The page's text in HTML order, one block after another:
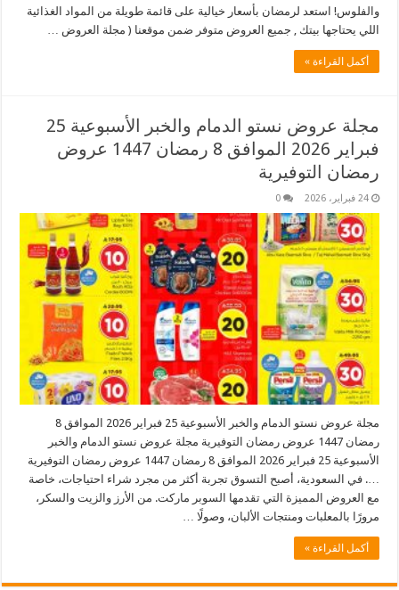
والفلوس! استعد لرمضان بأسعار خيالية على قائمة طويلة من المواد الغذائية
اللي يحتاجها بيتك , جميع العروض متوفر ضمن موقعنا ( مجلة العروض …
أكمل القراءة »
مجلة عروض نستو الدمام والخبر الأسبوعية 25
فبراير 2026 الموافق 8 رمضان 1447 عروض
رمضان التوفيرية
24 فبراير، 2026 0
مجلة عروض نستو الدمام والخبر الأسبوعية 25 فبراير 2026 الموافق 8
رمضان 1447 عروض رمضان التوفيرية مجلة عروض نستو الدمام والخبر
الأسبوعية 25 فبراير 2026 الموافق 8 رمضان 1447 عروض رمضان التوفيرية
…. في السعودية، أصبح التسوق تجربة أكثر من مجرد شراء احتياجات، خاصة
مع العروض المميزة التي تقدمها السوبر ماركت. من الأرز والزيت والسكر،
مرورًا بالمعلبات ومنتجات الألبان، وصولًا …
أكمل القراءة »